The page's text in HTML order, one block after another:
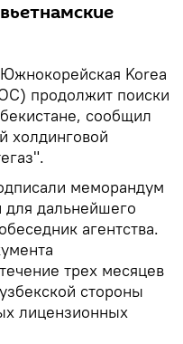
Южнокорейская Korea
продолжит поиски
сообщил
холдинговой
меморандум
для дальнейшего
агентства.
трех месяцев
стороны
лицензионных